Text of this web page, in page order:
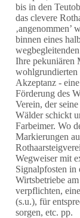
bis in den
das clevere
‚angenommen’
binnen eines
Ihre pekuniären
wohlgrundierten
Akzeptanz -
Förderung des
Verein, der
Wälder schickt
Farbeimer. Wo
Markierungen
Wegweiser mit
Signalpfosten in
Wirtsbetriebe
verpflichten,
(s.u.), für
sorgen, etc. pp.